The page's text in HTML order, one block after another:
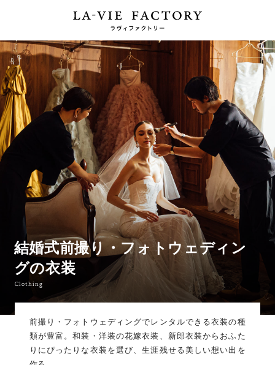
結婚式前撮り・フォトウェディン
グの衣装
Clothing
前撮り・フォトウェディングでレンタルできる衣装の種
類が豊富。和装・洋装の花嫁衣装、新郎衣装からおふた
りにぴったりな衣装を選び、生涯残せる美しい想い出を